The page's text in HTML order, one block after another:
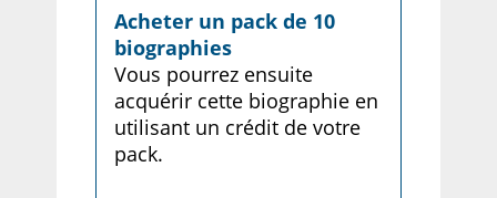
Acheter un pack de 10
biographies
Vous pourrez ensuite
acquérir cette biographie en
utilisant un crédit de votre
pack.